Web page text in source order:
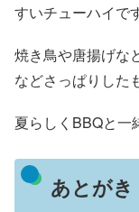
すいチューハイで
焼き鳥や唐揚げな
などさっぱりした
夏らしくBBQと一
あとがき